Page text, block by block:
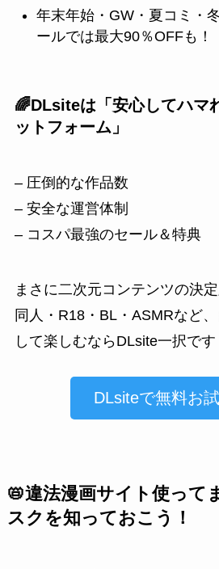
年末年始・GW・夏コミ・
ールでは最大90％OFFも！
🌈DLsiteは「安心してハマ
ットフォーム」
– 圧倒的な作品数
– 安全な運営体制
– コスパ最強のセール＆特典
まさに二次元コンテンツの決定
同人・R18・BL・ASMRなど
して楽しむならDLsite一択です
DLsiteで無料お
📛違法漫画サイト使って
スクを知っておこう！